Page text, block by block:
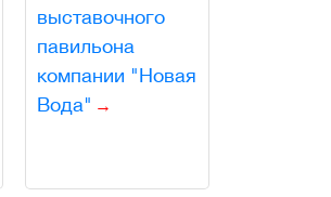
выставочного
павильона
компании "Новая
Вода"